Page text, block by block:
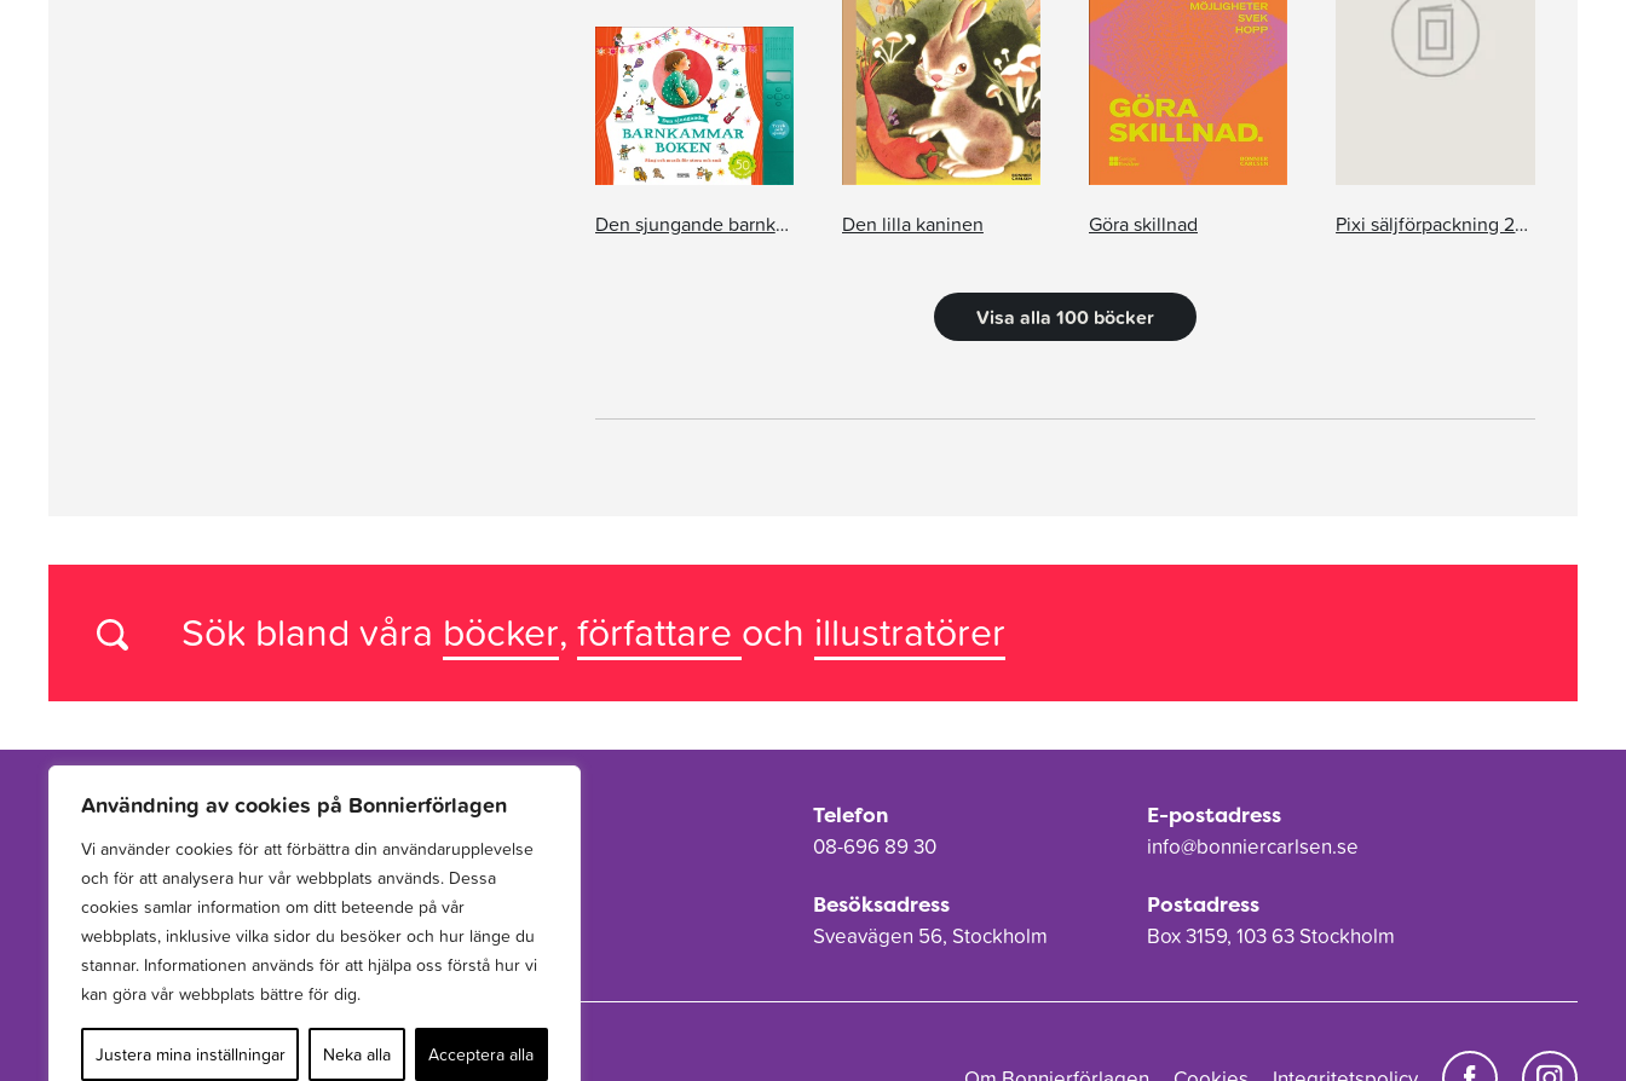
Användning av cookies på Bonnierförlagen
Vi använder cookies för att förbättra din användarupplevelse
och för att analysera hur vår webbplats används. Dessa
cookies samlar information om ditt beteende på vår
webbplats, inklusive vilka sidor du besöker och hur länge du
stannar. Informationen används för att hjälpa oss förstå hur vi
kan göra vår webbplats bättre för dig.
Justera mina inställningar Neka alla Acceptera alla
Den sjungande barnkammarboken Den lilla kaninen Göra skillnad Pixi säljförpackning 270
Visa alla 100 böcker
Sök bland våra böcker,författare och illustratörer
Vi arbetar med att hitta, utveckla, publicera och sprida
berättelser för barn och unga.
Telefon
08-696 89 30
E-postadress
info@bonniercarlsen.se
Besöksadress
Sveavägen 56, Stockholm
Postadress
Box 3159, 103 63 Stockholm